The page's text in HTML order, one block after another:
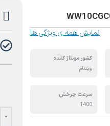
نمایش همه ی ویژگی ها
کشور مونتاژ کننده
ویتنام
سرعت‌ چرخش
1400
-